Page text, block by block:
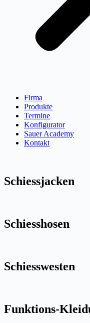
Firma
Produkte
Termine
Konfigurator
Sauer Academy
Kontakt
Schiessjacken
Schiesshosen
Schiesswesten
Funktions-